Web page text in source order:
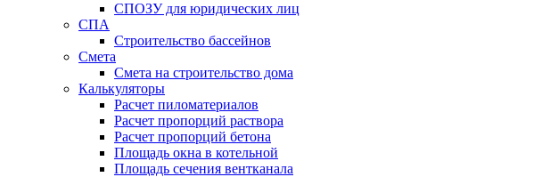
СПОЗУ для юридических лиц
СПА
Строительство бассейнов
Смета
Смета на строительство дома
Калькуляторы
Расчет пиломатериалов
Расчет пропорций раствора
Расчет пропорций бетона
Площадь окна в котельной
Площадь сечения вентканала